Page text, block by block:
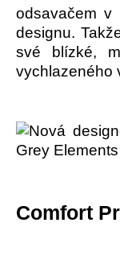
odsavačem v
designu.
své blízké,
vychlazeného
Comfort